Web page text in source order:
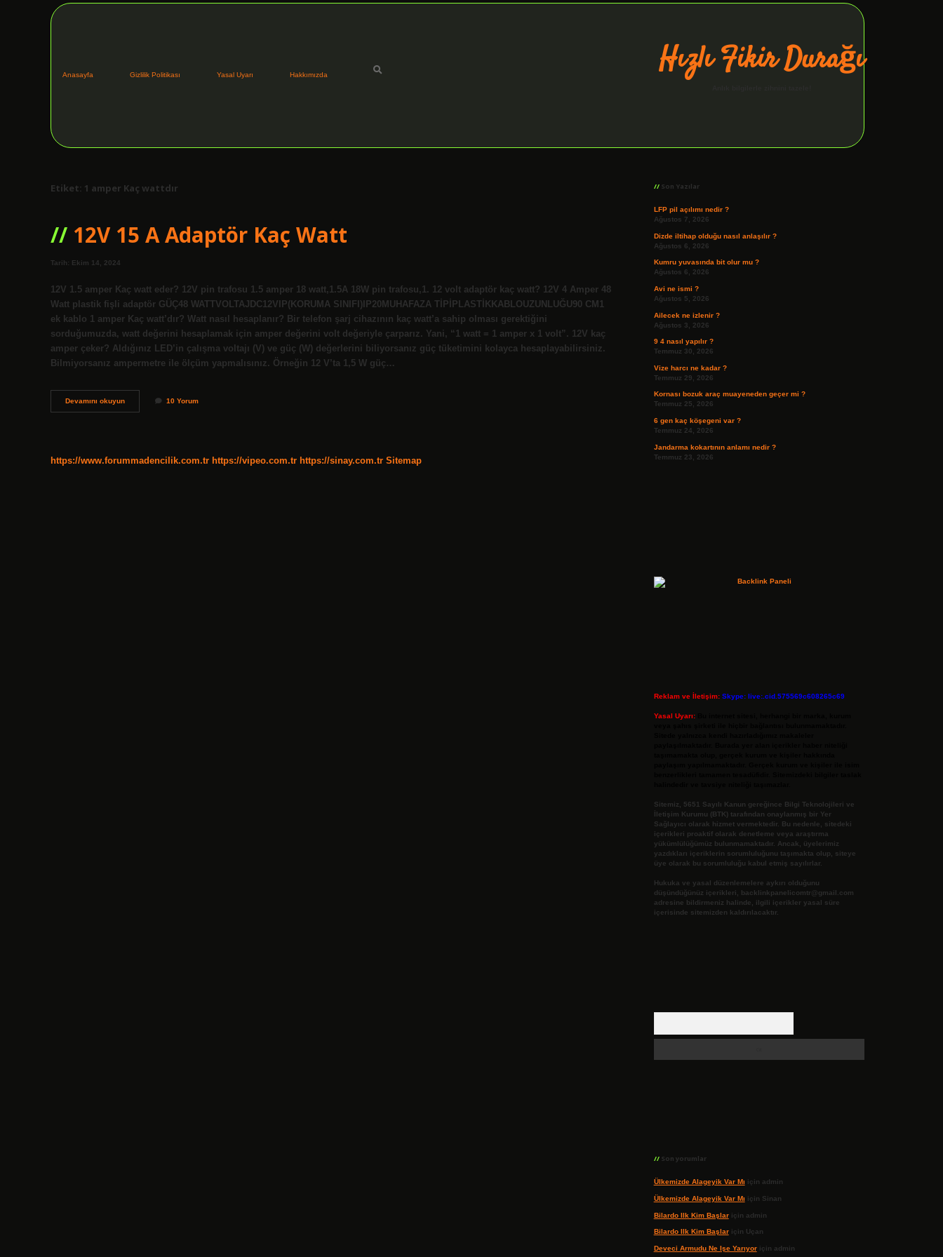
Anasayfa Gizlilik Politikası Yasal Uyarı Hakkımızda Hızlı Fikir Durağı
Etiket: 1 amper Kaç wattdır
12V 15 A Adaptör Kaç Watt
Tarih: Ekim 14, 2024
12V 1.5 amper Kaç watt eder? 12V pin trafosu 1.5 amper 18 watt,1.5A 18W pin trafosu,1. 12 volt adaptör kaç watt? 12V 4 Amper 48
Watt plastik fişli adaptör GÜÇ48 WATTVOLTAJDC12VIP(KORUMA SINIFI)IP20MUHAFAZA TİPİPLASTİKKABLOUZUNLUĞU90 CM1
ek kablo 1 amper Kaç watt’dır? Watt nasıl hesaplanır? Bir telefon şarj cihazının kaç watt’a sahip olması gerektiğini
sorduğumuzda, watt değerini hesaplamak için amper değerini volt değeriyle çarparız. Yani, “1 watt = 1 amper x 1 volt”. 12V kaç
amper çeker? Aldığınız LED’in çalışma voltajı (V) ve güç (W) değerlerini biliyorsanız güç tüketimini kolayca hesaplayabilirsiniz.
Bilmiyorsanız ampermetre ile ölçüm yapmalısınız. Örneğin 12 V’ta 1,5 W güç…
Devamını okuyun12V
15
10 Yorum
https://www.forummadencilik.com.tr https://vipeo.com.tr https://sinay.com.tr Sitemap
Son Yazılar
LFP pil açılımı nedir ?
Ağustos 7, 2026
Dizde iltihap olduğu nasıl anlaşılır ?
Ağustos 6, 2026
Kumru yuvasında bit olur mu ?
Ağustos 6, 2026
Avi ne ismi ?
Ağustos 5, 2026
Ailecek ne izlenir ?
Ağustos 3, 2026
9 4 nasıl yapılır ?
Temmuz 30, 2026
Vize harcı ne kadar ?
Temmuz 29, 2026
Kornası bozuk araç muayeneden geçer mi ?
Temmuz 25, 2026
6 gen kaç köşegeni var ?
Temmuz 24, 2026
Jandarma kokartının anlamı nedir ?
Temmuz 23, 2026
Reklam ve İletişim: Skype: live:.cid.575569c608265c69
Yasal Uyarı:
Sitemiz, 5651 Sayılı Kanun gereğince Bilgi Teknolojileri ve
İletişim Kurumu (BTK) tarafından onaylanmış bir Yer
Sağlayıcı olarak hizmet vermektedir. Bu nedenle, sitedeki
içerikleri proaktif olarak denetleme veya araştırma
yükümlülüğümüz bulunmamaktadır. Ancak, üyelerimiz
yazdıkları içeriklerin sorumluluğunu taşımakta olup, siteye
üye olarak bu sorumluluğu kabul etmiş sayılırlar.
Hukuka ve yasal düzenlemelere aykırı olduğunu
düşündüğünüz içerikleri,
backlinkpanelicomtr@gmail.com
adresine bildirmeniz halinde, ilgili içerikler yasal süre
içerisinde sitemizden kaldırılacaktır.
Son yorumlar
Ülkemizde Alageyik Var Mı için admin
Ülkemizde Alageyik Var Mı için Sinan
Bilardo Ilk Kim Başlariçin admin
Bilardo Ilk Kim Başlariçin Uçan
Deveci Armudu Ne Işe Yarıyoriçin admin